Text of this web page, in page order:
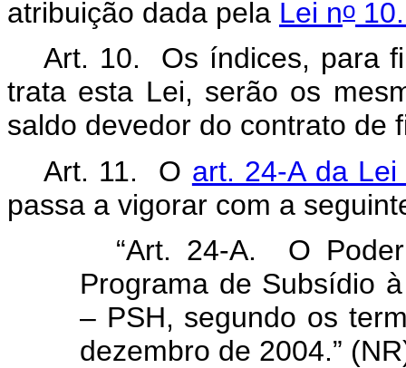
atribuição dada pela Lei no
Art. 10. Os índices, para
trata esta Lei, serão os
saldo devedor do contrato de
Art. 11. O art. 24-A da Lei
passa a vigorar com a
“Art. 24-A. O
Programa de Subsídio
– PSH, segundo os
dezembro de 2004.”